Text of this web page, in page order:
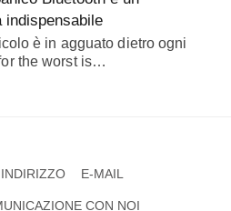
è in agguato dietro ogni
the worst is…
INDIRIZZO E-MAIL
CON NOI